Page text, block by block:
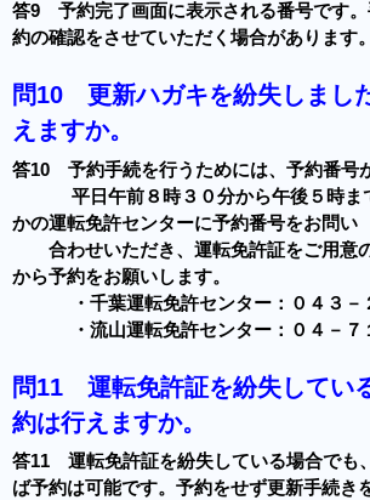
答9 予約完了画面に表示される番号です
約の確認をさせていただく場合があります。
問10 更新ハガキを紛失しまし
えますか。
答10 予約手続を行うためには、予約番号
平日午前８時３０分から午後５時ま
かの運転免許センターに予約番号をお問い
合わせいただき、運転免許証をご用意
から予約をお願いします。
・千葉運転免許センター：０４３－
・流山運転免許センター：０４－７
問11 運転免許証を紛失してい
約は行えますか。
答11 運転免許証を紛失している場合でも
ば予約は可能です。予約をせず更新手続き